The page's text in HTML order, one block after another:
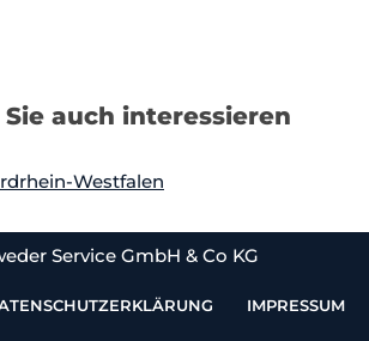
auch interessieren
Westfalen
Service GmbH & Co KG
IMPRESSUM